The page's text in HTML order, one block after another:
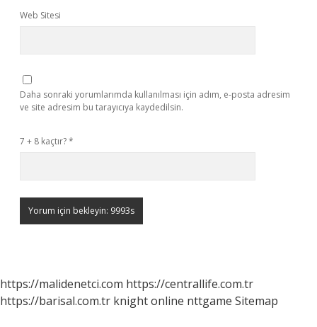
Web Sitesi
Daha sonraki yorumlarımda kullanılması için adım, e-posta adresim
ve site adresim bu tarayıcıya kaydedilsin.
7 + 8 kaçtır?*
https://malidenetci.com https://centrallife.com.tr
https://barisal.com.tr knight online nttgame Sitemap